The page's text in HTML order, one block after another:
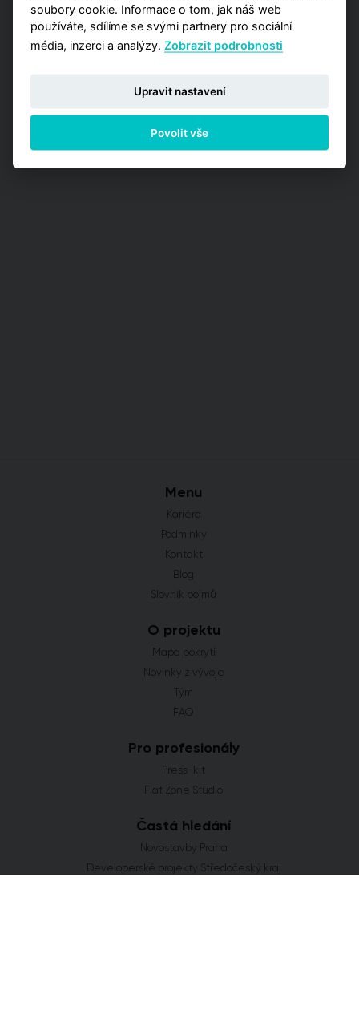
PŘEJÍT NA ANALÝZY
Menu
Kariéra
Podmínky
Kontakt
Blog
Slovník pojmů
O projektu
Mapa pokrytí
Novinky z vývoje
Tým
FAQ
Pro profesionály
Press-kit
Flat Zone Studio
Častá hledání
Novostavby Praha
Developerské projekty Středočeský kraj
soubory cookie. Informace o tom, jak náš web
používáte, sdílíme se svými partnery pro sociální
média, inzerci a analýzy.Zobrazit podrobnosti
Upravit nastavení
Povolit vše